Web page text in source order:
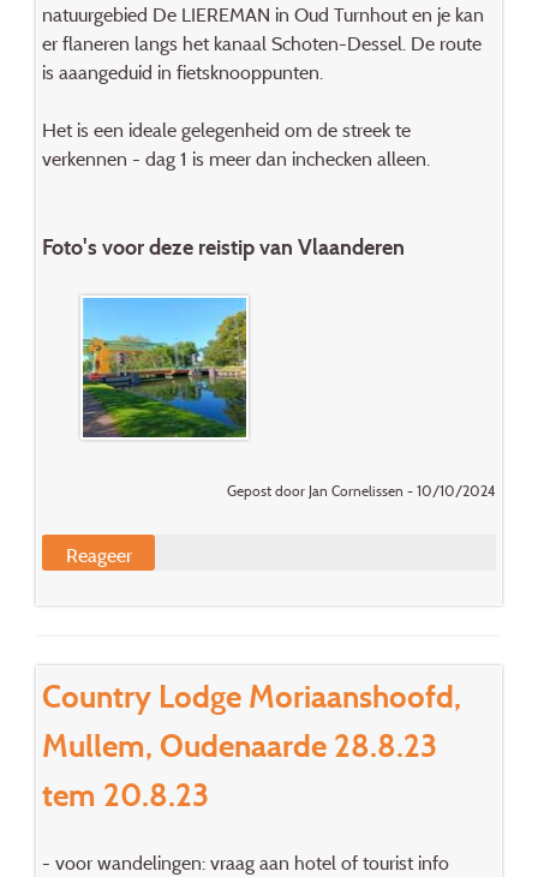
natuurgebied De LIEREMAN in Oud Turnhout en je kan
er flaneren langs het kanaal Schoten-Dessel. De route
is aaangeduid in fietsknooppunten.
Het is een ideale gelegenheid om de streek te
verkennen - dag 1 is meer dan inchecken alleen.
Foto's voor deze reistip van Vlaanderen
Gepost door Jan Cornelissen - 10/10/2024
Reageer
Country Lodge Moriaanshoofd,
Mullem, Oudenaarde 28.8.23
tem 20.8.23
- voor wandelingen: vraag aan hotel of tourist info